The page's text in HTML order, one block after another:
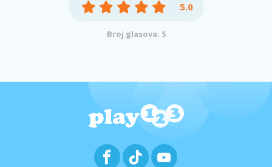
5.0
Broj glasova: 5